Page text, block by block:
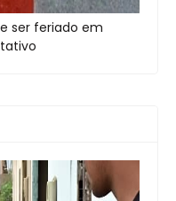
ser feriado em